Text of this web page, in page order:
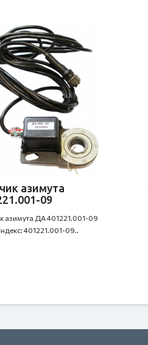
азимута
09
азимута ДА 401221.001-09
401221.001-09..